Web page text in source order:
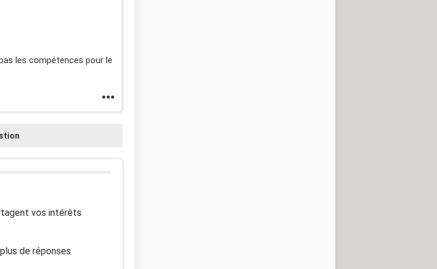
les compétences pour le
vos intérêts
de réponses